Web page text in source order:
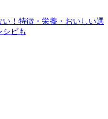
い！特徴・栄養・おいしい選
シピも